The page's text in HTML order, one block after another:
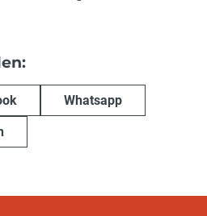
Whatsapp